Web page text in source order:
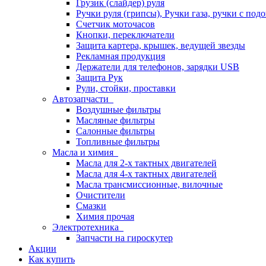
Грузик (слайдер) руля
Ручки руля (грипсы), Ручки газа, ручки с
Счетчик моточасов
Кнопки, переключатели
Защита картера, крышек, ведущей звезды
Рекламная продукция
Держатели для телефонов, зарядки USB
Защита Рук
Рули, стойки, проставки
Автозапчасти
Воздушные фильтры
Масляные фильтры
Салонные фильтры
Топливные фильтры
Масла и химия
Масла для 2-х тактных двигателей
Масла для 4-х тактных двигателей
Масла трансмиссионные, вилочные
Очистители
Смазки
Химия прочая
Электротехника
Запчасти на гироскутер
Акции
Как купить